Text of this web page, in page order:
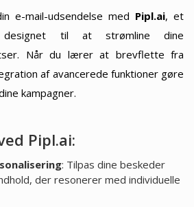
e-mail-udsendelse med Pipl.ai, et
til at strømline dine
Når du lærer at brevflette fra
af avancerede funktioner gøre
kampagner.
Pipl.ai:
: Tilpas dine beskeder
der resonerer med individuelle